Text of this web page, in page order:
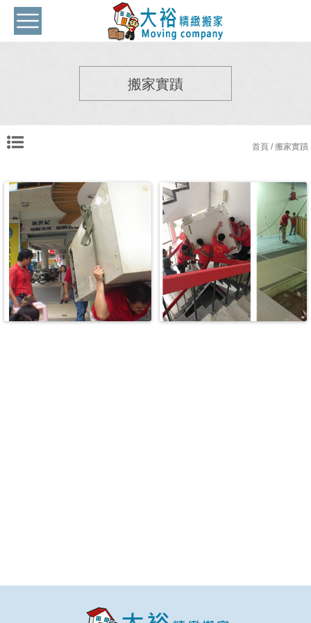
搬家實蹟
首頁/ 搬家實蹟